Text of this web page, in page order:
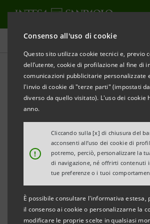
Consenso all'uso di cookie
Questo sito utilizza cookie tecnici e, previo
dell’utente, cookie di profilazione al fine di
comunicazioni pubblicitarie personalizzate
l'invio di cookie di "terze parti" (impostati
diverso da quello visitato). L'uso dei cookie
anno.
!
Cliccando sulla [x] di chiusura del
acconsenti all’uso dei cookie di
potremo, perciò, personalizzare la
di navigazione, né offrirti contenuti
tue preferenze o i tuoi
È possibile consultare l'informativa estesa,
il consenso ai cookie o personalizzarne la
modificare le proprie scelte in qualsiasi
Comunicati stampa
STAMPA AGGIORNA
COMUNICATO
A MARTINOROSSI SPA 5
DA INTESA SANPAOLO CON
SACE
Obiettivo il rafforzamento
produttiva per la crescita del
·Intervento mirato anche
mercati internazionali